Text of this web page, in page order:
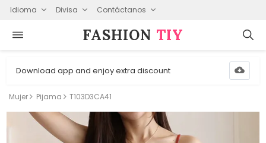
Idioma Divisa Contáctanos
FASHION⁠ TIY
Download app and enjoy extra discount
Mujer Pijama T103D3CA41